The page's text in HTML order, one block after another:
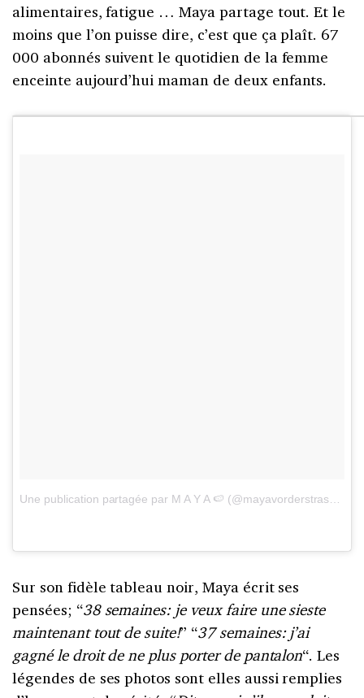
alimentaires, fatigue … Maya partage tout. Et le
moins que l’on puisse dire, c’est que ça plaît. 67
000 abonnés suivent le quotidien de la femme
enceinte aujourd’hui maman de deux enfants.
Sur son fidèle tableau noir, Maya écrit ses
pensées; “38 semaines: je veux faire une sieste
maintenant tout de suite!” “37 semaines: j’ai
gagné le droit de ne plus porter de pantalon“. Les
légendes de ses photos sont elles aussi remplies